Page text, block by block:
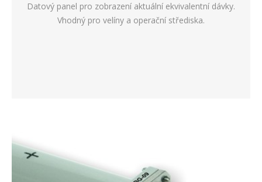
Datový panel pro zobrazení aktuální ekvivalentní dávky.
Vhodný pro velíny a operační střediska.